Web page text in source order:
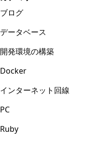
ブログ
データベース
開発環境の構築
Docker
インターネット回線
PC
Ruby